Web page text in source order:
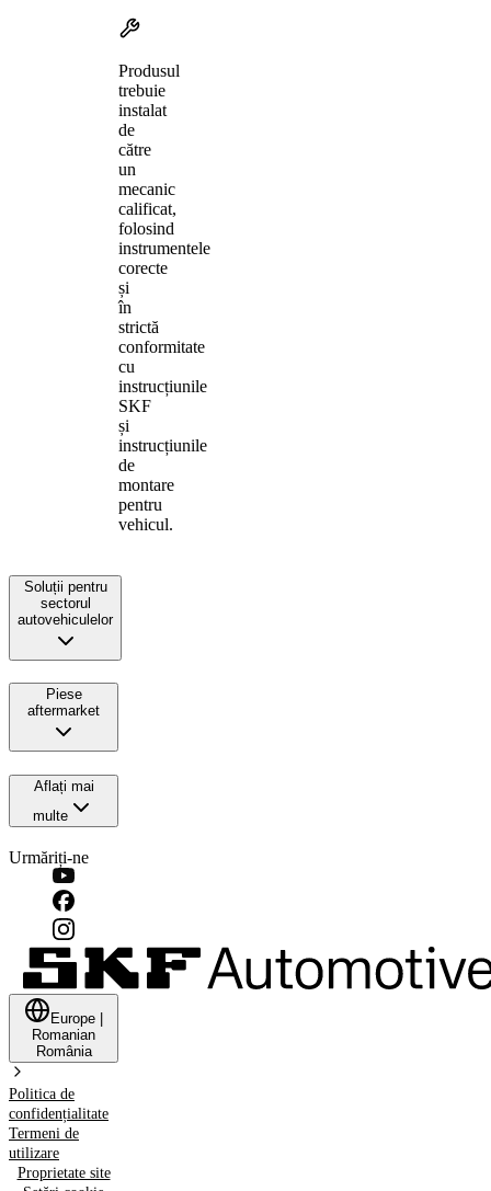
Produsul
trebuie
instalat
de
către
un
mecanic
calificat,
folosind
instrumentele
corecte
și
în
strictă
conformitate
cu
instrucțiunile
SKF
și
instrucțiunile
de
montare
pentru
vehicul.
Soluții pentru
sectorul
autovehiculelor
Piese
aftermarket
Aflați mai
multe
Urmăriți-ne
Europe
Romanian
România
Politica de
confidențialitate
Termeni de
utilizare
Proprietate site